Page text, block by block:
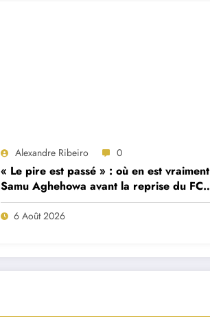
Alexandre Ribeiro 0
« Le pire est passé » : où en est vraiment
Samu Aghehowa avant la reprise du FC
Porto ?
6 Août 2026